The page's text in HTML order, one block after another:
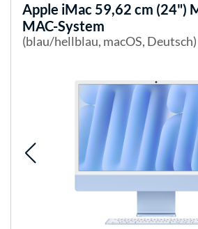
Apple iMac 59,62 cm (24")
MAC-System
(blau/hellblau, macOS, Deutsch)